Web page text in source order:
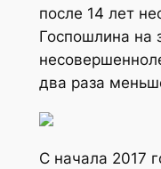
после 14 лет
Госпошлина на
два раза
С начала 2017